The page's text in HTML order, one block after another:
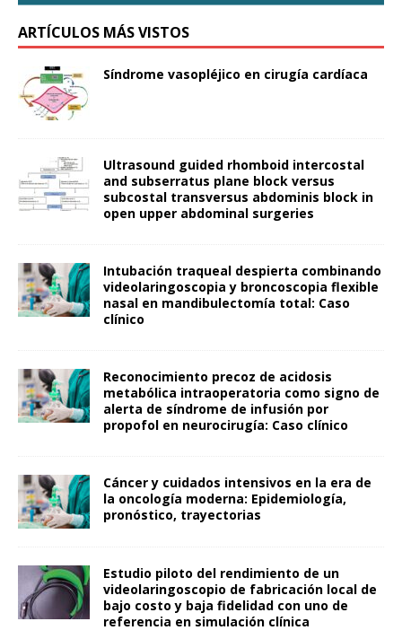
ARTÍCULOS MÁS VISTOS
Síndrome vasopléjico en cirugía cardíaca
Ultrasound guided rhomboid intercostal
and subserratus plane block versus
subcostal transversus abdominis block in
open upper abdominal surgeries
Intubación traqueal despierta combinando
videolaringoscopia y broncoscopia flexible
nasal en mandibulectomía total: Caso
clínico
Reconocimiento precoz de acidosis
metabólica intraoperatoria como signo de
alerta de síndrome de infusión por
propofol en neurocirugía: Caso clínico
Cáncer y cuidados intensivos en la era de
la oncología moderna: Epidemiología,
pronóstico, trayectorias
Estudio piloto del rendimiento de un
videolaringoscopio de fabricación local de
bajo costo y baja fidelidad con uno de
referencia en simulación clínica